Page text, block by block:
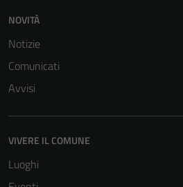
NOVITÀ
Notizie
Comunicati
Avvisi
VIVERE IL COMUNE
Luoghi